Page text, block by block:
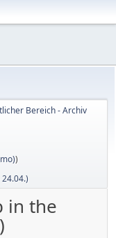
Bereich - Archiv
)
in the